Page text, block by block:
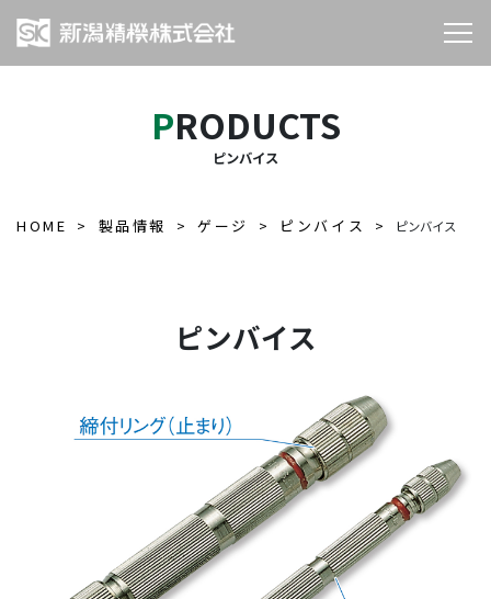
PRODUCTS
ピンバイス
HOME 製品情報 ゲージ ピンバイス ピンバイス
ピンバイス